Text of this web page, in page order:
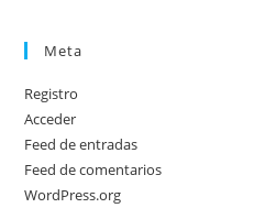
Meta
Registro
Acceder
Feed de entradas
Feed de comentarios
WordPress.org